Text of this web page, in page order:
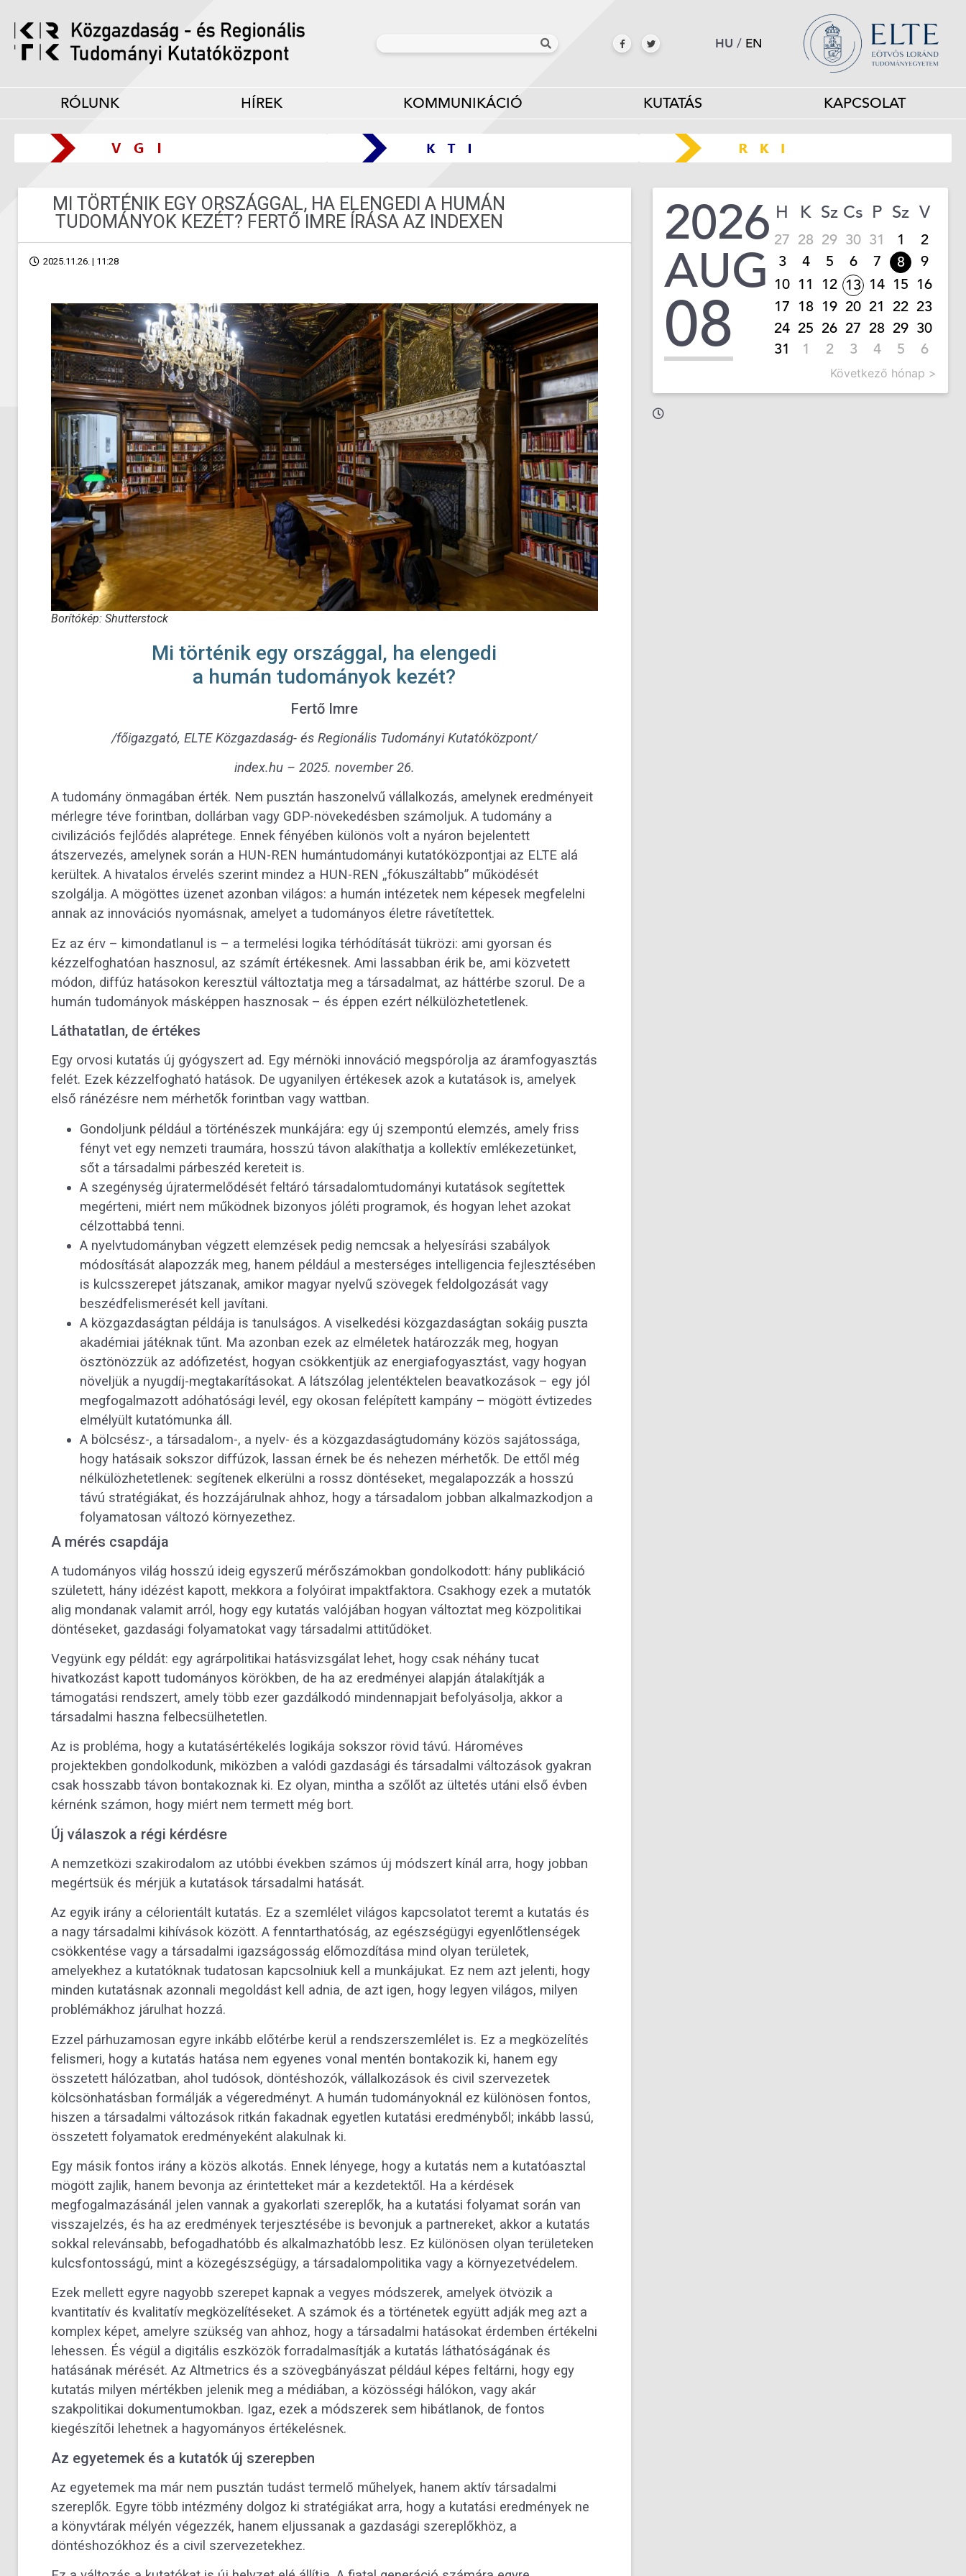
HU / EN
RÓLUNK HÍREK KOMMUNIKÁCIÓ KUTATÁS KAPCSOLAT
MI TÖRTÉNIK EGY ORSZÁGGAL, HA ELENGEDI A HUMÁN
TUDOMÁNYOK KEZÉT? FERTŐ IMRE ÍRÁSA AZ INDEXEN
2025.11.26. | 11:28
Borítókép: Shutterstock
Mi történik egy országgal, ha elengedi
a humán tudományok kezét?
Fertő Imre
/főigazgató, ELTE Közgazdaság- és Regionális Tudományi Kutatóközpont/
index.hu – 2025. november 26.
A tudomány önmagában érték. Nem pusztán haszonelvű vállalkozás, amelynek eredményeit
mérlegre téve forintban, dollárban vagy GDP-növekedésben számoljuk. A tudomány a
civilizációs fejlődés alaprétege. Ennek fényében különös volt a nyáron bejelentett
átszervezés, amelynek során a HUN-REN humántudományi kutatóközpontjai az ELTE alá
kerültek. A hivatalos érvelés szerint mindez a HUN-REN „fókuszáltabb” működését
szolgálja. A mögöttes üzenet azonban világos: a humán intézetek nem képesek megfelelni
annak az innovációs nyomásnak, amelyet a tudományos életre rávetítettek.
Ez az érv – kimondatlanul is – a termelési logika térhódítását tükrözi: ami gyorsan és
kézzelfoghatóan hasznosul, az számít értékesnek. Ami lassabban érik be, ami közvetett
módon, diffúz hatásokon keresztül változtatja meg a társadalmat, az háttérbe szorul. De a
humán tudományok másképpen hasznosak – és éppen ezért nélkülözhetetlenek.
Láthatatlan, de értékes
Egy orvosi kutatás új gyógyszert ad. Egy mérnöki innováció megspórolja az áramfogyasztás
felét. Ezek kézzelfogható hatások. De ugyanilyen értékesek azok a kutatások is, amelyek
első ránézésre nem mérhetők forintban vagy wattban.
Gondoljunk például a történészek munkájára: egy új szempontú elemzés, amely friss
fényt vet egy nemzeti traumára, hosszú távon alakíthatja a kollektív emlékezetünket,
sőt a társadalmi párbeszéd kereteit is.
A szegénység újratermelődését feltáró társadalomtudományi kutatások segítettek
megérteni, miért nem működnek bizonyos jóléti programok, és hogyan lehet azokat
célzottabbá tenni.
A nyelvtudományban végzett elemzések pedig nemcsak a helyesírási szabályok
módosítását alapozzák meg, hanem például a mesterséges intelligencia fejlesztésében
is kulcsszerepet játszanak, amikor magyar nyelvű szövegek feldolgozását vagy
beszédfelismerését kell javítani.
A közgazdaságtan példája is tanulságos. A viselkedési közgazdaságtan sokáig puszta
akadémiai játéknak tűnt. Ma azonban ezek az elméletek határozzák meg, hogyan
ösztönözzük az adófizetést, hogyan csökkentjük az energiafogyasztást, vagy hogyan
növeljük a nyugdíj-megtakarításokat. A látszólag jelentéktelen beavatkozások – egy jól
megfogalmazott adóhatósági levél, egy okosan felépített kampány – mögött évtizedes
elmélyült kutatómunka áll.
A bölcsész-, a társadalom-, a nyelv- és a közgazdaságtudomány közös sajátossága,
hogy hatásaik sokszor diffúzok, lassan érnek be és nehezen mérhetők. De ettől még
nélkülözhetetlenek: segítenek elkerülni a rossz döntéseket, megalapozzák a hosszú
távú stratégiákat, és hozzájárulnak ahhoz, hogy a társadalom jobban alkalmazkodjon a
folyamatosan változó környezethez.
A mérés csapdája
A tudományos világ hosszú ideig egyszerű mérőszámokban gondolkodott: hány publikáció
született, hány idézést kapott, mekkora a folyóirat impaktfaktora. Csakhogy ezek a mutatók
alig mondanak valamit arról, hogy egy kutatás valójában hogyan változtat meg közpolitikai
döntéseket, gazdasági folyamatokat vagy társadalmi attitűdöket.
Vegyünk egy példát: egy agrárpolitikai hatásvizsgálat lehet, hogy csak néhány tucat
hivatkozást kapott tudományos körökben, de ha az eredményei alapján átalakítják a
támogatási rendszert, amely több ezer gazdálkodó mindennapjait befolyásolja, akkor a
társadalmi haszna felbecsülhetetlen.
Az is probléma, hogy a kutatásértékelés logikája sokszor rövid távú. Hároméves
projektekben gondolkodunk, miközben a valódi gazdasági és társadalmi változások gyakran
csak hosszabb távon bontakoznak ki. Ez olyan, mintha a szőlőt az ültetés utáni első évben
kérnénk számon, hogy miért nem termett még bort.
Új válaszok a régi kérdésre
A nemzetközi szakirodalom az utóbbi években számos új módszert kínál arra, hogy jobban
megértsük és mérjük a kutatások társadalmi hatását.
Az egyik irány a célorientált kutatás. Ez a szemlélet világos kapcsolatot teremt a kutatás és
a nagy társadalmi kihívások között. A fenntarthatóság, az egészségügyi egyenlőtlenségek
csökkentése vagy a társadalmi igazságosság előmozdítása mind olyan területek,
amelyekhez a kutatóknak tudatosan kapcsolniuk kell a munkájukat. Ez nem azt jelenti, hogy
minden kutatásnak azonnali megoldást kell adnia, de azt igen, hogy legyen világos, milyen
problémákhoz járulhat hozzá.
Ezzel párhuzamosan egyre inkább előtérbe kerül a rendszerszemlélet is. Ez a megközelítés
felismeri, hogy a kutatás hatása nem egyenes vonal mentén bontakozik ki, hanem egy
összetett hálózatban, ahol tudósok, döntéshozók, vállalkozások és civil szervezetek
kölcsönhatásban formálják a végeredményt. A humán tudományoknál ez különösen fontos,
hiszen a társadalmi változások ritkán fakadnak egyetlen kutatási eredményből; inkább lassú,
összetett folyamatok eredményeként alakulnak ki.
Egy másik fontos irány a közös alkotás. Ennek lényege, hogy a kutatás nem a kutatóasztal
mögött zajlik, hanem bevonja az érintetteket már a kezdetektől. Ha a kérdések
megfogalmazásánál jelen vannak a gyakorlati szereplők, ha a kutatási folyamat során van
visszajelzés, és ha az eredmények terjesztésébe is bevonjuk a partnereket, akkor a kutatás
sokkal relevánsabb, befogadhatóbb és alkalmazhatóbb lesz. Ez különösen olyan területeken
kulcsfontosságú, mint a közegészségügy, a társadalompolitika vagy a környezetvédelem.
Ezek mellett egyre nagyobb szerepet kapnak a vegyes módszerek, amelyek ötvözik a
kvantitatív és kvalitatív megközelítéseket. A számok és a történetek együtt adják meg azt a
komplex képet, amelyre szükség van ahhoz, hogy a társadalmi hatásokat érdemben értékelni
lehessen. És végül a digitális eszközök forradalmasítják a kutatás láthatóságának és
hatásának mérését. Az Altmetrics és a szövegbányászat például képes feltárni, hogy egy
kutatás milyen mértékben jelenik meg a médiában, a közösségi hálókon, vagy akár
szakpolitikai dokumentumokban. Igaz, ezek a módszerek sem hibátlanok, de fontos
kiegészítői lehetnek a hagyományos értékelésnek.
Az egyetemek és a kutatók új szerepben
Az egyetemek ma már nem pusztán tudást termelő műhelyek, hanem aktív társadalmi
szereplők. Egyre több intézmény dolgoz ki stratégiákat arra, hogy a kutatási eredmények ne
a könyvtárak mélyén végezzék, hanem eljussanak a gazdasági szereplőkhöz, a
döntéshozókhoz és a civil szervezetekhez.
2026
AUG
08
H K Sz Cs P Sz V
27 28 29 30 31 1
2
3
4 5 6 7 8
9
10 11 12 13 14 15 16
17 18 19 20 21 22 23
24 25 26 27 28 29 30
31
1 2 3 4 5 6
Következő hónap >